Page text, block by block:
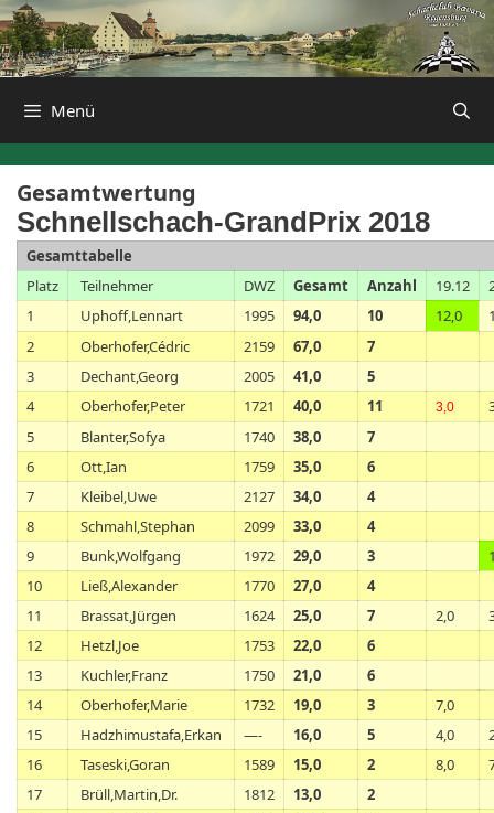
Zum
Inhalt
springen
Menü
Gesamtwertung
Schnellschach-GrandPrix 2018
Gesamttabelle
Platz
Teilnehmer DWZ Gesamt Anzahl 19.12
1
Uphoff,Lennart 1995 94,0 10 12,0
2
Oberhofer,Cédric 2159 67,0
7
3
Dechant,Georg 2005 41,0
5
4
Oberhofer,Peter 1721 40,0 11 3,0
5
Blanter,Sofya 1740 38,0
7
6
Ott,Ian 1759 35,0
6
7
Kleibel,Uwe 2127 34,0
4
8
Schmahl,Stephan 2099 33,0
4
9
Bunk,Wolfgang 1972 29,0 3
10
Ließ,Alexander 1770 27,0
4
11
Brassat,Jürgen 1624 25,0 7 2,0
12
Hetzl,Joe 1753 22,0
6
13
Kuchler,Franz 1750 21,0
6
14
Oberhofer,Marie 1732 19,0 3
7,0
15
Hadzhimustafa,Erkan —- 16,0 5 4,0
16
Taseski,Goran 1589 15,0 2 8,0
17
Brüll,Martin,Dr. 1812 13,0
2